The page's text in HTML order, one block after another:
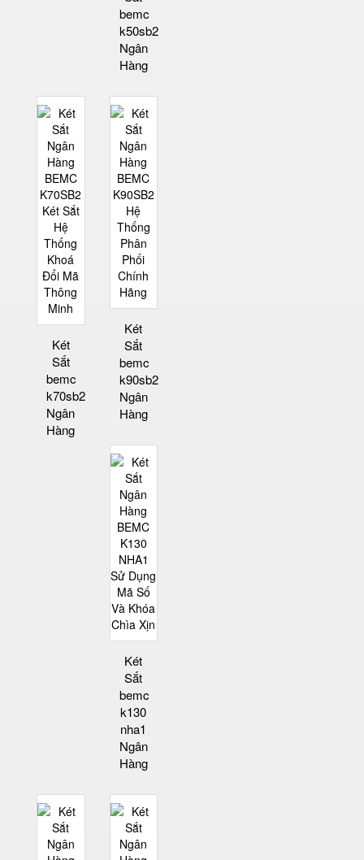
bemc
k50sb2
Ngân
Hàng
Két
Sắt
bemc
k70sb2
Ngân
Hàng
Két
Sắt
bemc
k90sb2
Ngân
Hàng
Két
Sắt
bemc
k130
nha1
Ngân
Hàng